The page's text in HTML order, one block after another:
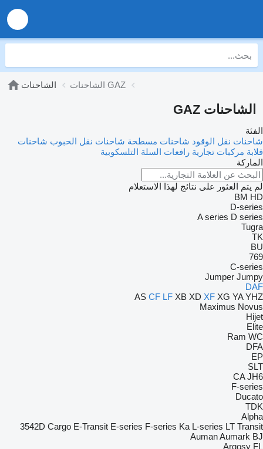
الشاحنات الشاحنات GAZ
الشاحنات GAZ
الفئة
شاحنات نقل الوقود شاحنات مسطحة شاحنات نقل الحبوب شاحنات
قلابة مركبات تجارية رافعات السلة التلسكوبية
الماركة
لم يتم العثور على نتائج لهذا الاستعلام
BM HD
D-series
A series D series
Tugra
TK
BU
769
C-series
Jumper Jumpy
DAF
AS CF LF XB XD XF XG YA YHZ
Maximus Novus
Hijet
Elite
Ram WC
DFA
EP
SLT
CA JH6
F-series
Ducato
TDK
Alpha
3542D Cargo E-Transit E-series F-series Ka L-series LT Transit
AumanAumark BJ
Argosy FL